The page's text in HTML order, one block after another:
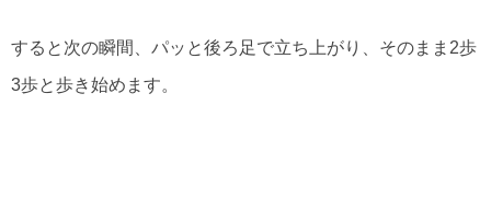
すると次の瞬間、パッと後ろ足で立ち上がり、そのまま2歩
3歩と歩き始めます。